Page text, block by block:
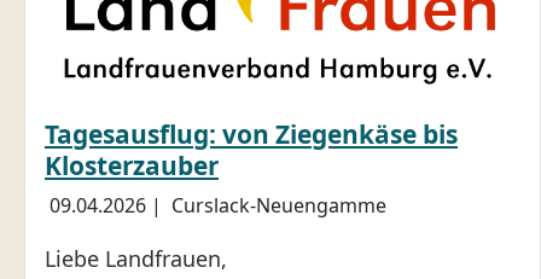
Tagesausflug: von Ziegenkäse bis
Klosterzauber
09.04.2026 | Curslack-Neuengamme
Liebe Landfrauen,